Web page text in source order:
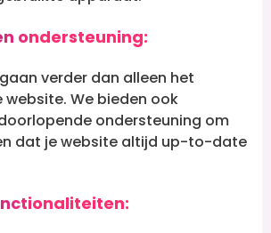
ondersteuning:
verder dan alleen het
website. We bieden ook
ondersteuning om
dat je website altijd up-to-date